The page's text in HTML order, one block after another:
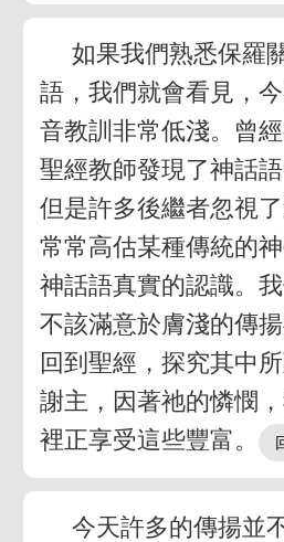
如果我們熟悉保羅
語，我們就會看見，
音教訓非常低淺。曾
聖經教師發現了神話語
但是許多後繼者忽視
常常高估某種傳統的
神話語真實的認識。
不該滿意於膚淺的傳
回到聖經，探究其中
謝主，因著祂的憐憫
裡正享受這些豐富。
今天許多的傳揚並